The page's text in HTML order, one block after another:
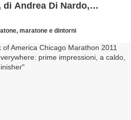
Andrea Di Nardo,
maratone e dintorni